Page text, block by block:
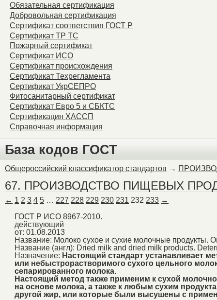
Обязательная сертификация
Добровольная сертификация
Сертификат соответствия ГОСТ Р
Сертификат ТР ТС
Пожарный сертификат
Сертификат ИСО
Сертификат происхождения
Сертификат Техрегламента
Сертификат УкрСЕПРО
Фитосанитарный сертификат
Сертификат Евро 5 и СБКТС
Сертификация ХАССП
Справочная информация
База кодов ГОСТ
Общероссийский классификатор стандартов →
67. ПРОИЗВОДСТВО ПИЩЕВЫХ
← 1 2 3 4 5 … 227 228 229 230 231 232 233 →
ГОСТ Р ИСО 8967-2010.
действующий
от: 01.08.2013
Название: Молоко сухое и сухие молочные продукты.
Название (англ): Dried milk and dried milk products.
Назначение: Настоящий стандарт устанавливает
или небыстрорастворимого сухого цельного
сепарированного молока.
Настоящий метод также применим к сухой
на основе молока, а также к любым сухим
другой жир, или которые были высушены с
Warning: Unknown:
Please verify that the
session.save_path is
Unknownon line